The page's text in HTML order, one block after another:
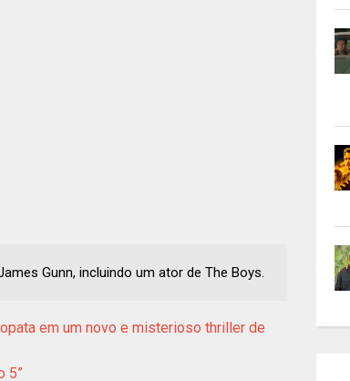
Gunn, incluindo um ator de The Boys.
em um novo e misterioso thriller de
5”